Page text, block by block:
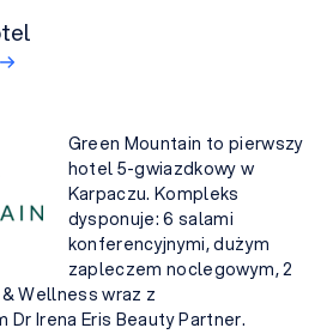
Green Mountain to pierwszy
hotel 5-gwiazdkowy w
Karpaczu. Kompleks
dysponuje: 6 salami
konferencyjnymi, dużym
zapleczem noclegowym, 2
Wellness wraz z
Irena Eris Beauty Partner.